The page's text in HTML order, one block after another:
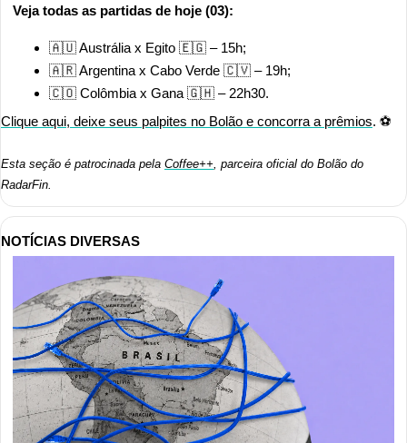
Veja todas as partidas de hoje (03):
🇦🇺 Austrália x Egito 🇪🇬 – 15h;
🇦🇷 Argentina x Cabo Verde 🇨🇻 – 19h;
🇨🇴 Colômbia x Gana 🇬🇭 – 22h30.
Clique aqui, deixe seus palpites no Bolão e concorra a prêmios. ⚽
Esta seção é patrocinada pela Coffee++ , parceira oficial do Bolão do
RadarFin.
NOTÍCIAS DIVERSAS